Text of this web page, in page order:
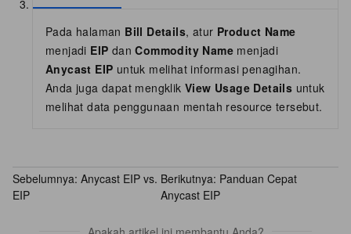
Pada halaman Bill Details, atur Product Name
menjadi EIP danCommodity Name menjadi
Anycast EIP untuk melihat informasi penagihan.
Anda juga dapat mengklik View Usage Details untuk
melihat data penggunaan mentah resource tersebut.
Sebelumnya: Anycast EIP vs.
EIP
Berikutnya: Panduan Cepat
Anycast EIP